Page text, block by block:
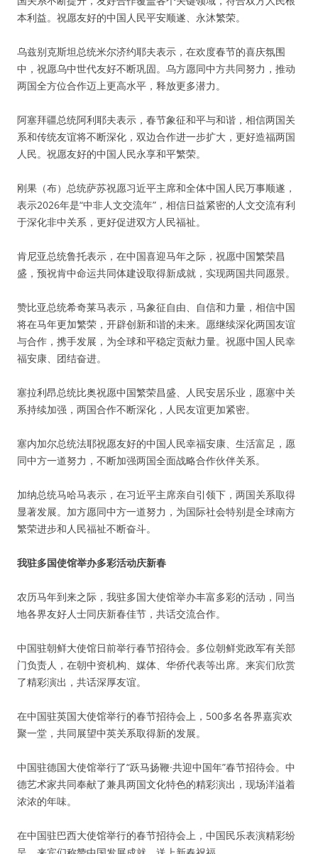
本利益。祝愿友好的中国人民平安顺遂、永沐繁荣。
乌兹别克斯坦总统米尔济约耶夫表示，在欢度春节的喜庆氛围
中，祝愿乌中世代友好不断巩固。乌方愿同中方共同努力，推动
两国全方位合作迈上更高水平，释放更多潜力。
阿塞拜疆总统阿利耶夫表示，春节象征和平与和谐，相信两国关
系和传统友谊将不断深化，双边合作进一步扩大，更好造福两国
人民。祝愿友好的中国人民永享和平繁荣。
刚果（布）总统萨苏祝愿习近平主席和全体中国人民万事顺遂，
表示2026年是“中非人文交流年”，相信日益紧密的人文交流有利
于深化非中关系，更好促进双方人民福祉。
肯尼亚总统鲁托表示，在中国喜迎马年之际，祝愿中国繁荣昌
盛，预祝肯中命运共同体建设取得新成就，实现两国共同愿景。
赞比亚总统希奇莱马表示，马象征自由、自信和力量，相信中国
将在马年更加繁荣，开辟创新和谐的未来。愿继续深化两国友谊
与合作，携手发展，为全球和平稳定贡献力量。祝愿中国人民幸
福安康、团结奋进。
塞拉利昂总统比奥祝愿中国繁荣昌盛、人民安居乐业，愿塞中关
系持续加强，两国合作不断深化，人民友谊更加紧密。
塞内加尔总统法耶祝愿友好的中国人民幸福安康、生活富足，愿
同中方一道努力，不断加强两国全面战略合作伙伴关系。
加纳总统马哈马表示，在习近平主席亲自引领下，两国关系取得
显著发展。加方愿同中方一道努力，为国际社会特别是全球南方
繁荣进步和人民福祉不断奋斗。
我驻多国使馆举办多彩活动庆新春
农历马年到来之际，我驻多国大使馆举办丰富多彩的活动，同当
地各界友好人士同庆新春佳节，共话交流合作。
中国驻朝鲜大使馆日前举行春节招待会。多位朝鲜党政军有关部
门负责人，在朝中资机构、媒体、华侨代表等出席。来宾们欣赏
了精彩演出，共话深厚友谊。
在中国驻英国大使馆举行的春节招待会上，500多名各界嘉宾欢
聚一堂，共同展望中英关系取得新的发展。
中国驻德国大使馆举行了“跃马扬鞭·共迎中国年”春节招待会。中
德艺术家共同奉献了兼具两国文化特色的精彩演出，现场洋溢着
浓浓的年味。
在中国驻巴西大使馆举行的春节招待会上，中国民乐表演精彩纷